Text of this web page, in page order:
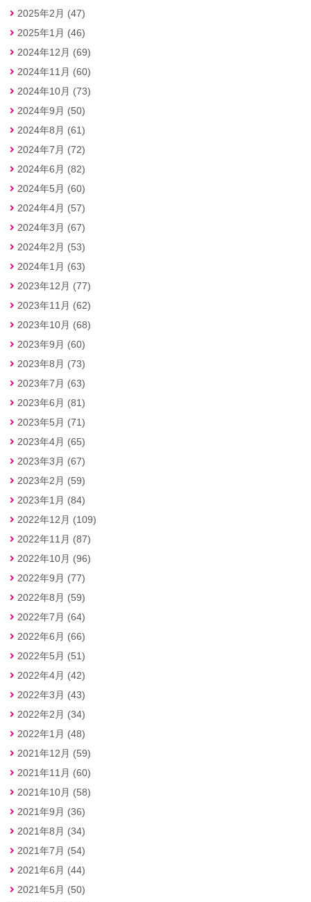
2025年2月 (47)
2025年1月 (46)
2024年12月 (69)
2024年11月 (60)
2024年10月 (73)
2024年9月 (50)
2024年8月 (61)
2024年7月 (72)
2024年6月 (82)
2024年5月 (60)
2024年4月 (57)
2024年3月 (67)
2024年2月 (53)
2024年1月 (63)
2023年12月 (77)
2023年11月 (62)
2023年10月 (68)
2023年9月 (60)
2023年8月 (73)
2023年7月 (63)
2023年6月 (81)
2023年5月 (71)
2023年4月 (65)
2023年3月 (67)
2023年2月 (59)
2023年1月 (84)
2022年12月 (109)
2022年11月 (87)
2022年10月 (96)
2022年9月 (77)
2022年8月 (59)
2022年7月 (64)
2022年6月 (66)
2022年5月 (51)
2022年4月 (42)
2022年3月 (43)
2022年2月 (34)
2022年1月 (48)
2021年12月 (59)
2021年11月 (60)
2021年10月 (58)
2021年9月 (36)
2021年8月 (34)
2021年7月 (54)
2021年6月 (44)
2021年5月 (50)